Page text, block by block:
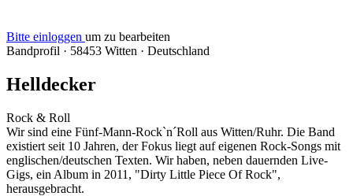
Bitte einloggen um zu bearbeiten
Bandprofil · 58453 Witten · Deutschland
Helldecker
Rock & Roll
Wir sind eine Fünf-Mann-Rock`n´Roll aus Witten/Ruhr. Die Band
existiert seit 10 Jahren, der Fokus liegt auf eigenen Rock-Songs mit
englischen/deutschen Texten. Wir haben, neben dauernden Live-
Gigs, ein Album in 2011, "Dirty Little Piece Of Rock",
herausgebracht.